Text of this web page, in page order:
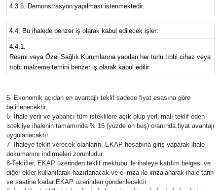
4.3.5. Demonstrasyon yapılması istenmektedir.
4.4. Bu ihalede benzer iş olarak kabul edilecek işler:
4.4.1.
Resmi veya Özel Sağlık Kurumlarına yapılan her türlü tıbbi cihaz veya
tıbbi malzeme temini benzer iş olarak kabul edilir
5- Ekonomik açıdan en avantajlı teklif sadece fiyat esasına göre
belirlenecektir.
6- İhale yerli ve yabancı tüm isteklilere açık olup yerli malı teklif eden
istekliye ihalenin tamamında % 15 (yüzde on beş) oranında fiyat avantajı
uygulanacaktır.
7- İhaleye teklif verecek olanların, EKAP hesabına giriş yaparak ihale
dokümanını indirmeleri zorunludur.
8-Teklifler, EKAP üzerinden teklif mektubu ile ihaleye katılım belgesi ve
diğer ekler kullanılarak hazırlanacak ve e-imza ile imzalanarak ihale tarih
ve saatine kadar EKAP üzerinden gönderilecektir.